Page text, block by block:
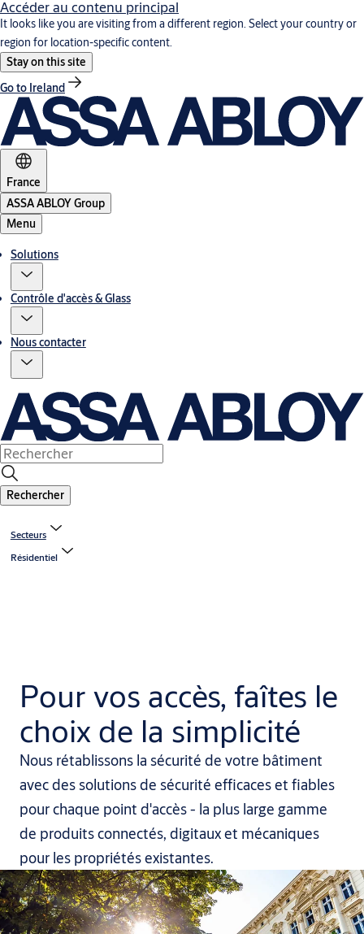
Accéder au contenu principal
It looks like you are visiting from a different region. Select your country or
region for location-specific content.
Stay on this site
Go to Ireland
France
ASSA ABLOY Group
Menu
Solutions
Contrôle d'accès & Glass
Nous contacter
Rechercher
Secteurs
Résidentiel
Pour vos accès, faîtes le
choix de la simplicité
Nous rétablissons la sécurité de votre bâtiment
avec des solutions de sécurité efficaces et fiables
pour chaque point d'accès - la plus large gamme
de produits connectés, digitaux et mécaniques
pour les propriétés existantes.